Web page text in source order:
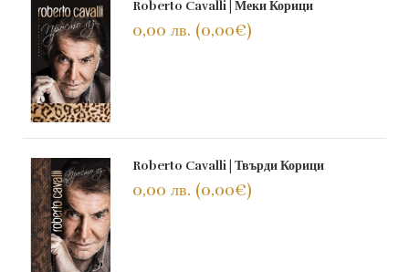
Roberto Cavalli | Меки Корици
0,00 лв. (0,00€)
Roberto Cavalli | Твърди Корици
0,00 лв. (0,00€)